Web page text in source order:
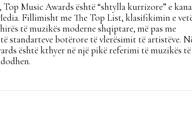
Top Music Awards është “shtylla kurrizore” e
Fillimisht me The Top List, klasifikimin e
të muzikës moderne shqiptare, më pas me
standarteve botërore të vlerësimit të artistëve.
është kthyer në një pikë referimi të muzikës të